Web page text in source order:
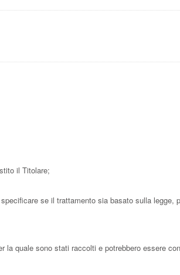
il Titolare;
se il trattamento sia basato sulla legge,
quale sono stati raccolti e potrebbero essere